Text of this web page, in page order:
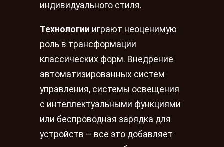
индивидуального стиля.
Технологии играют неоценимую
роль в трансформации
классических форм. Внедрение
автоматизированных систем
управления, системы освещения
с интеллектуальными функциями
или беспроводная зарядка для
устройств – все это добавляет